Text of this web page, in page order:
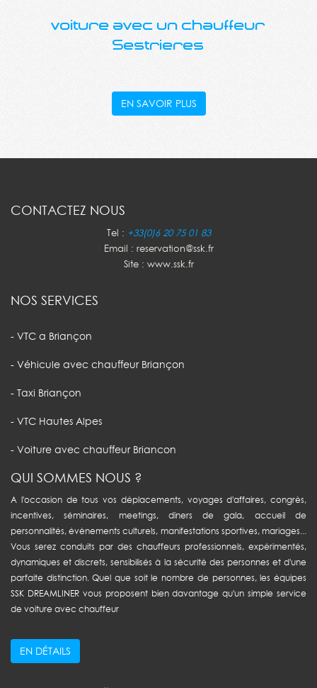
voiture avec un chauffeur
Sestrieres
EN SAVOIR PLUS
CONTACTEZ NOUS
Tel : +33(0)6 20 75 01 83
Email : reservation@ssk.fr
Site : www.ssk.fr
NOS SERVICES
- VTC a Briançon
- Véhicule avec chauffeur Briançon
- Taxi Briançon
- VTC Hautes Alpes
- Voiture avec chauffeur Briancon
QUI SOMMES NOUS ?
A l'occasion de tous vos déplacements, voyages d'affaires, congrès,
incentives, séminaires, meetings, dîners de gala, accueil de
personnalités, évènements culturels, manifestations sportives, mariages...
Vous serez conduits par des chauffeurs professionnels, expérimentés,
dynamiques et discrets, sensibilisés à la sécurité des personnes et d'une
parfaite distinction. Quel que soit le nombre de personnes, les équipes
SSK DREAMLINER vous proposent bien davantage qu'un simple service
de voiture avec chauffeur
EN DÉTAILS